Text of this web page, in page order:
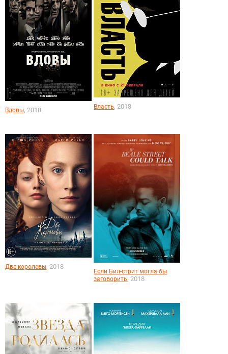
Вдовы, 2018 Власть, 2018
Две королевы, 2018
Если Бил-стрит могла бы
заговорить, 2018